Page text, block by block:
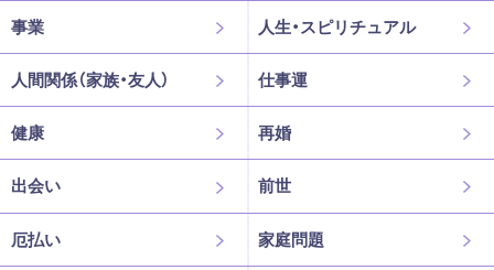
事業 人生・スピリチュアル
人間関係（家族・友人） 仕事運
健康 再婚
出会い 前世
厄払い 家庭問題